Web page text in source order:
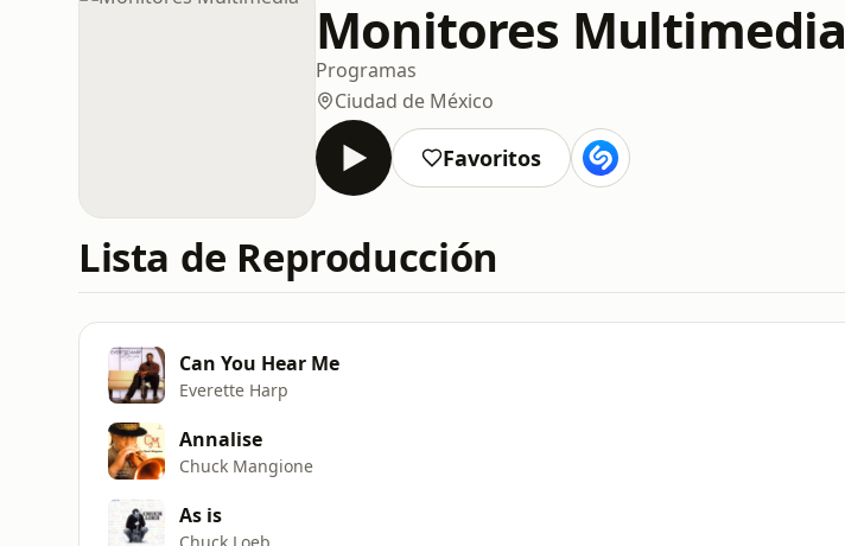
Monitores Multimedia
Programas
Ciudad de México
Favoritos
Lista de Reproducción
Can You Hear Me
Everette Harp
Annalise
Chuck Mangione
As is
Chuck Loeb